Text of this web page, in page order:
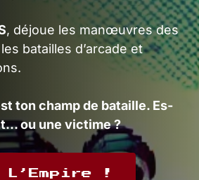
, déjoue les manœuvres des
batailles d’arcade et
ton champ de bataille. Es-
ou une victime ?
L’Empire !